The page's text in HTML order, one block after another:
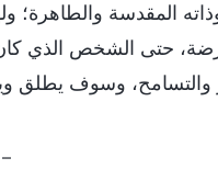
المقدسة
حتى الشخص الذي كان
والتسامح، وسوف يطلق
–